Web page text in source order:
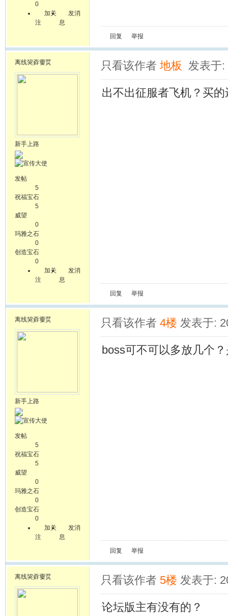
0
加关
注
发消
息
回复 举报
离线巭孬嫑烎
新手上路
发帖
5
祝福宝石
5
威望
0
玛雅之石
0
创造宝石
0
加关
注
发消
息
只看该作者 地板 发表于:
出不出征服者飞机？买
回复 举报
离线巭孬嫑烎
新手上路
发帖
5
祝福宝石
5
威望
0
玛雅之石
0
创造宝石
0
加关
注
发消
息
只看该作者 4楼 发表于:
boss可不可以多放几个
回复 举报
离线巭孬嫑烎 只看该作者 5楼 发表于:
论坛版主有没有的？